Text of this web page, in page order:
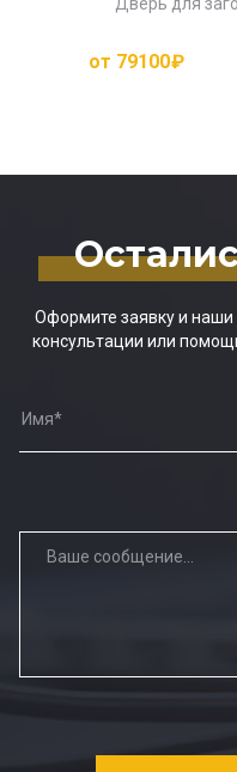
от 79100₽
Оформите заявку и
консультации или